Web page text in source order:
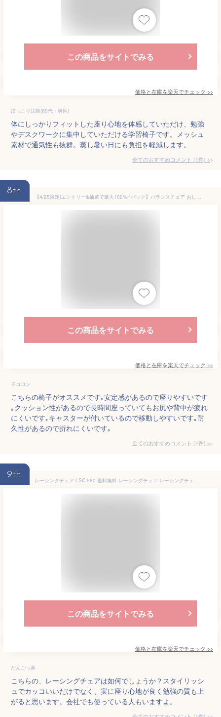
この商品をサイトでみる
価格と在庫を楽天でチェック >>
ほっこり法師(60代・男性)
体にしっかりフィットした座り心地を体感していただけ、勉強
やデスクワークに集中していただける学習椅子です。メッシュ
素材で通気性も抜群。蒸し暑い日にも負担を軽減します。
全てのおすすめコメント (1件) >
8th
【4/25限定!エントリー&抽選で最大100%Pバック】バランスチェア おしゃれ コンパクト スリム オフィスチェア 腰痛 姿勢 デスクチェア ダイニングチェア 学習チェア 椅子 イス こども ドウシシャ SFC-BK スリムフィットチェア ブラック
この商品をサイトでみる
価格と在庫を楽天でチェック >>
子コロン
こちらの椅子がオススメです｡安定感があるので座りやすいです
｡クッション性があるので長時間座っていてもお尻や背中が疲れ
にくいです｡キャスターが付いているので移動しやすいです｡耐
久性があるので折れにくいです｡
全てのおすすめコメント (1件) >
9th
レーシングチェア LSC-580 送料無料 レーシングチェア レーシングチェア ゲーミングチェア 学習チェア ハイバックチェア オフィスチェア ゲーム オフィス 回転イス チェア イス 椅子 レッド ブルー ブラック【D】 新生活
この商品をサイトでみる
価格と在庫を楽天でチェック >>
だんごっ鼻
こちらの、レーシングチェアは如何でしょうか？スタイリッシ
ュでカッコいいだけでなく、実に座り心地が良く勉強の質も上
がると思います。会社でも使っている人もいますよ。